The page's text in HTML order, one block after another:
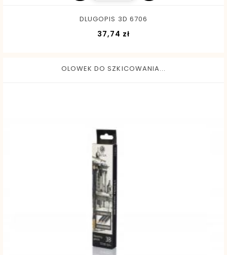
DLUGOPIS 3D 6706
37,74 złCena
OLOWEK DO SZKICOWANIA...